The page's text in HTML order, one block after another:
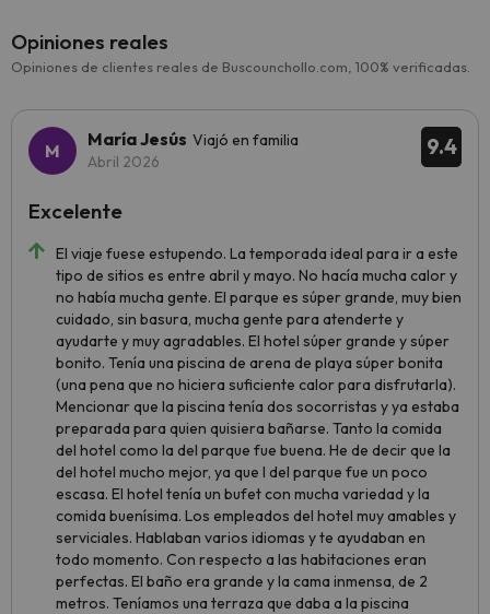
Opiniones reales
Opiniones de clientes reales de Buscounchollo.com, 100% verificadas.
9.4
María Jesús Viajó en familia
Abril 2026
El viaje fuese estupendo. La temporada ideal para ir a este
tipo de sitios es entre abril y mayo. No hacía mucha calor y
no había mucha gente. El parque es súper grande, muy bien
cuidado, sin basura, mucha gente para atenderte y
ayudarte y muy agradables. El hotel súper grande y súper
bonito. Tenía una piscina de arena de playa súper bonita
(una pena que no hiciera suficiente calor para disfrutarla).
Mencionar que la piscina tenía dos socorristas y ya estaba
preparada para quien quisiera bañarse. Tanto la comida
del hotel como la del parque fue buena. He de decir que la
del hotel mucho mejor, ya que l del parque fue un poco
escasa. El hotel tenía un bufet con mucha variedad y la
comida buenísima. Los empleados del hotel muy amables y
serviciales. Hablaban varios idiomas y te ayudaban en
todo momento. Con respecto a las habitaciones eran
perfectas. El baño era grande y la cama inmensa, de 2
metros. Teníamos una terraza que daba a la piscina
Excelente